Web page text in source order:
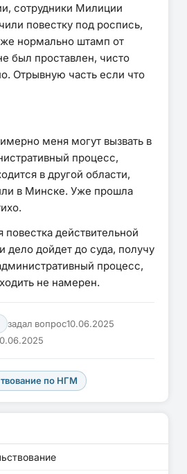
сотрудники Милиции
повестку под роспись,
нормально штамп от
был проставлен, чисто
Отрывную часть если что
меня могут вызвать в
процесс,
в другой области,
в Минске. Уже прошла
повестка действительной
дело дойдет до суда, получу
процесс,
не намерен.
задал вопрос10.06.2025
по НГМ